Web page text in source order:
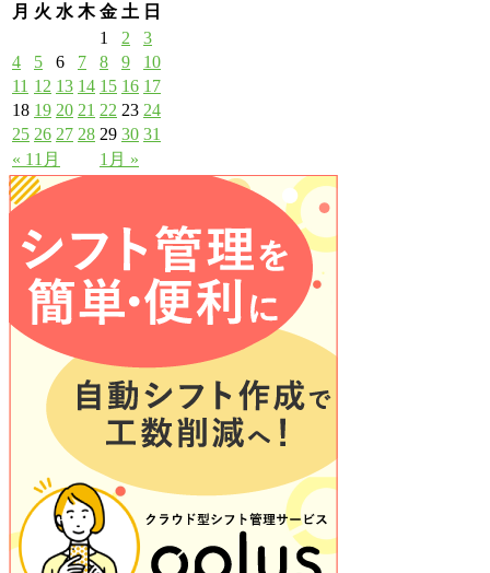
月 火 水 木 金 土 日
« 11月 1月 »
1 2
3
4
5 6 7 8 9
10
11 12 13 14 15 16 17
18 19 20 21 22 23 24
25 26 27 28 29 30 31